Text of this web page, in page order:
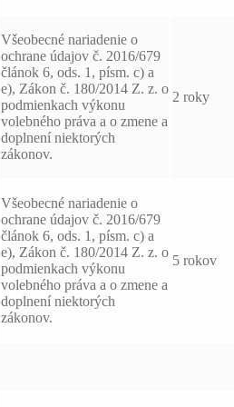
Všeobecné nariadenie o
ochrane údajov č. 2016/679
článok 6, ods. 1, písm. c) a
e), Zákon č. 180/2014 Z. z. o
podmienkach výkonu
volebného práva a o zmene a
doplnení niektorých
zákonov.
2 roky
Všeobecné nariadenie o
ochrane údajov č. 2016/679
článok 6, ods. 1, písm. c) a
e), Zákon č. 180/2014 Z. z. o
podmienkach výkonu
volebného práva a o zmene a
doplnení niektorých
zákonov.
5 rokov